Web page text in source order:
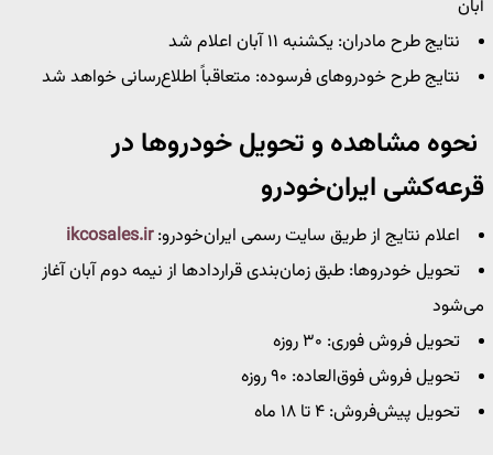
آبان
نتایج طرح مادران: یکشنبه ۱۱ آبان اعلام شد
نتایج طرح خودروهای فرسوده: متعاقباً اطلاع‌رسانی خواهد شد
نحوه مشاهده و تحویل خودروها در
قرعه‌کشی ایران‌خودرو
اعلام نتایج از طریق سایت رسمی ایران‌خودرو:ikcosales.ir
تحویل خودروها: طبق زمان‌بندی قراردادها از نیمه دوم آبان آغاز
می‌شود
تحویل فروش فوری: ۳۰ روزه
تحویل فروش فوق‌العاده: ۹۰ روزه
تحویل پیش‌فروش: ۴ تا ۱۸ ماه